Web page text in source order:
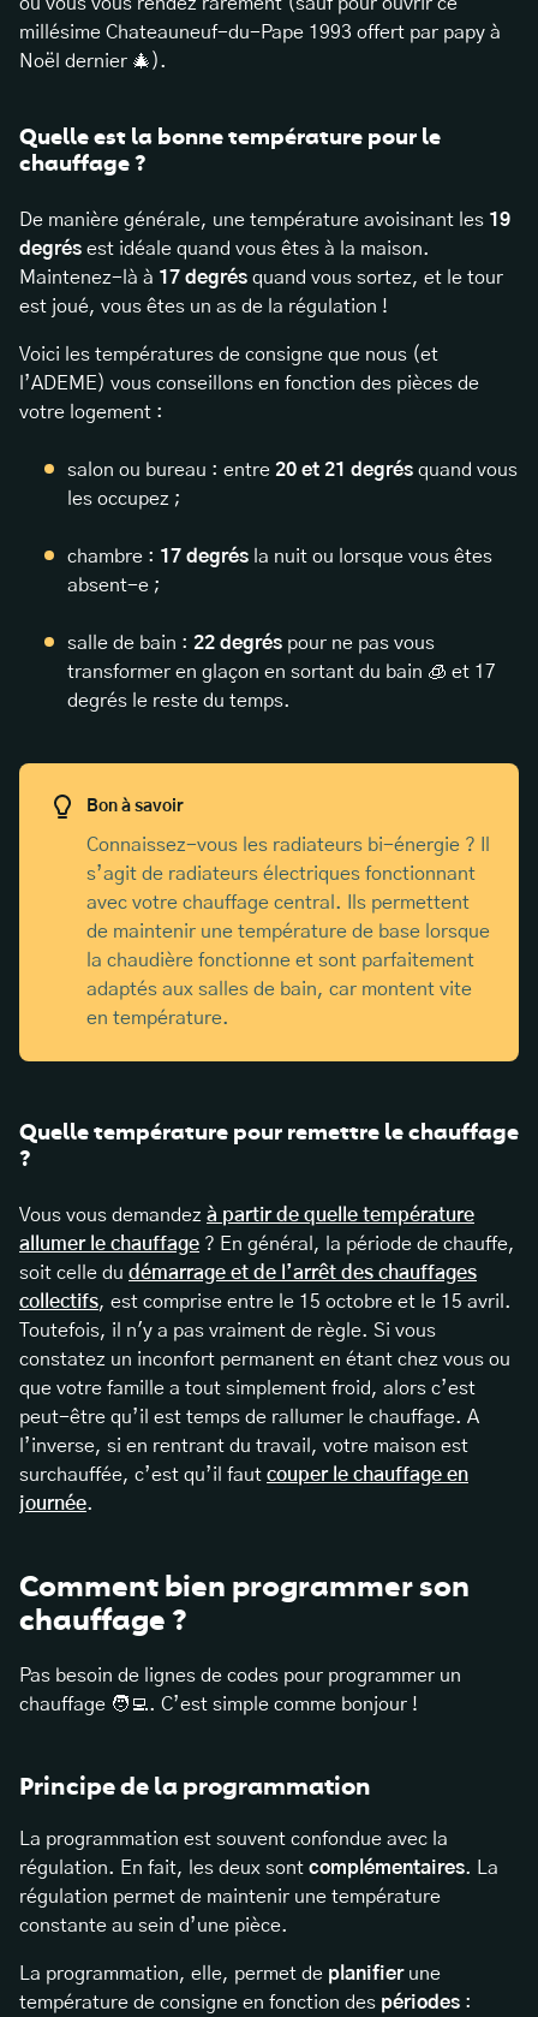
millésime Chateauneuf-du-Pape 1993 offert par papy à
Noël dernier 🎄).
Quelle est la bonne température pour le
chauffage ?
De manière générale, une température avoisinant les 19
degrés est idéale quand vous êtes à la maison.
Maintenez-là à 17 degrés quand vous sortez, et le tour
est joué, vous êtes un as de la régulation !
Voici les températures de consigne que nous (et
l’ADEME) vous conseillons en fonction des pièces de
votre logement :
salon ou bureau : entre 20 et 21 degrés quand vous
les occupez ;
chambre : 17 degrés la nuit ou lorsque vous êtes
absent-e ;
salle de bain : 22 degrés pour ne pas vous
transformer en glaçon en sortant du bain 🧊 et 17
degrés le reste du temps.
Bon à savoir
Connaissez-vous les radiateurs bi-énergie ? Il
s’agit de radiateurs électriques fonctionnant
avec votre chauffage central. Ils permettent
de maintenir une température de base lorsque
la chaudière fonctionne et sont parfaitement
adaptés aux salles de bain, car montent vite
en température.
Quelle température pour remettre le chauffage
?
Vous vous demandez à partir de quelle température
allumer le chauffage ? En général, la période de chauffe,
soit celle du démarrage et de l’arrêt des chauffages
collectifs, est comprise entre le 15 octobre et le 15 avril.
Toutefois, il n'y a pas vraiment de règle. Si vous
constatez un inconfort permanent en étant chez vous ou
que votre famille a tout simplement froid, alors c’est
peut-être qu’il est temps de rallumer le chauffage. A
l’inverse, si en rentrant du travail, votre maison est
surchauffée, c’est qu’il faut couper le chauffage en
journée.
Comment bien programmer son
chauffage ?
Pas besoin de lignes de codes pour programmer un
chauffage 🧑‍💻. C’est simple comme bonjour !
Principe de la programmation
La programmation est souvent confondue avec la
régulation. En fait, les deux sont complémentaires. La
régulation permet de maintenir une température
constante au sein d’une pièce.
La programmation, elle, permet de planifierune
température de consigne en fonction des périodes :